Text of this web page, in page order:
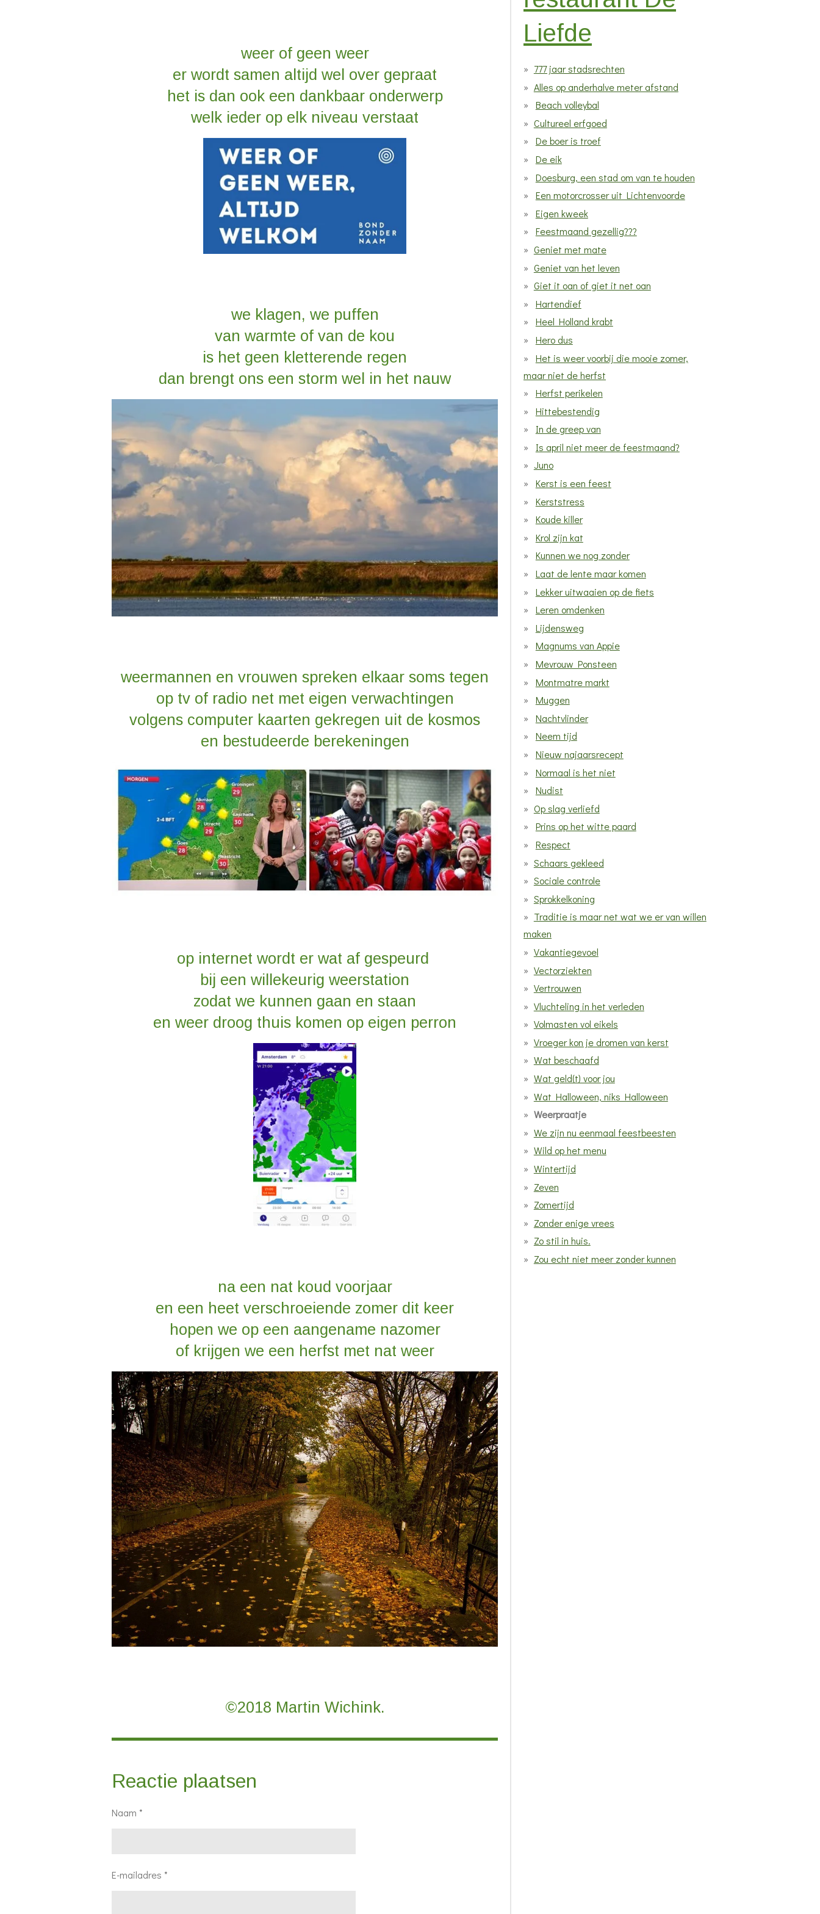
weer of geen weer
er wordt samen altijd wel over gepraat
het is dan ook een dankbaar onderwerp
welk ieder op elk niveau verstaat
we klagen, we puffen
van warmte of van de kou
is het geen kletterende regen
dan brengt ons een storm wel in het nauw
weermannen en vrouwen spreken elkaar soms tegen
op tv of radio net met eigen verwachtingen
volgens computer kaarten gekregen uit de kosmos
en bestudeerde berekeningen
op internet wordt er wat af gespeurd
bij een willekeurig weerstation
zodat we kunnen gaan en staan
en weer droog thuis komen op eigen perron
na een nat koud voorjaar
en een heet verschroeiende zomer dit keer
hopen we op een aangename nazomer
of krijgen we een herfst met nat weer
©2018 Martin Wichink.
Reactie plaatsen
Naam *
E-mailadres *
Liefde
777 jaar stadsrechten
Alles op anderhalve meter afstand
Beach volleybal
Cultureel erfgoed
De boer is troef
De eik
Doesburg, een stad om van te houden
Een motorcrosser uit Lichtenvoorde
Eigen kweek
Feestmaand gezellig???
Geniet met mate
Geniet van het leven
Giet it oan of giet it net oan
Hartendief
Heel Holland krabt
Hero dus
Het is weer voorbij die mooie zomer,
maar niet de herfst
Herfst perikelen
Hittebestendig
In de greep van
Is april niet meer de feestmaand?
Juno
Kerst is een feest
Kerststress
Koude killer
Krol zijn kat
Kunnen we nog zonder
Laat de lente maar komen
Lekker uitwaaien op de fiets
Leren omdenken
Lijdensweg
Magnums van Appie
Mevrouw Ponsteen
Montmatre markt
Muggen
Nachtvlinder
Neem tijd
Nieuw najaarsrecept
Normaal is het niet
Nudist
Op slag verliefd
Prins op het witte paard
Respect
Schaars gekleed
Sociale controle
Sprokkelkoning
Traditie is maar net wat we er van willen
maken
Vakantiegevoel
Vectorziekten
Vertrouwen
Vluchteling in het verleden
Volmasten vol eikels
Vroeger kon je dromen van kerst
Wat beschaafd
Wat geld(t) voor jou
Wat Halloween, niks Halloween
Weerpraatje
We zijn nu eenmaal feestbeesten
Wild op het menu
Wintertijd
Zeven
Zomertijd
Zonder enige vrees
Zo stil in huis.
Zou echt niet meer zonder kunnen